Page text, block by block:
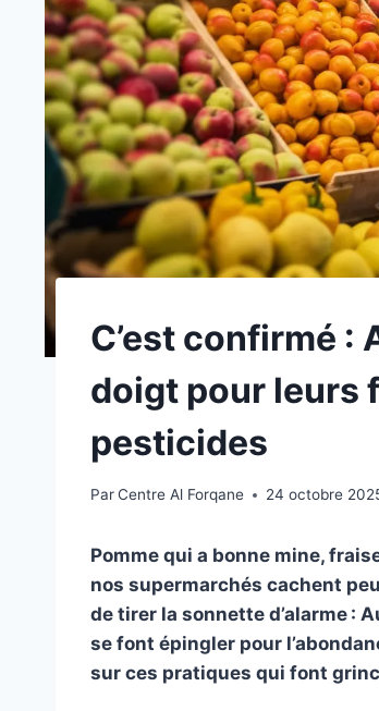
C’est confirmé :
doigt pour leurs
pesticides
ParCentre Al Forqane 24 octobre
Pomme qui a bonne mine,
nos supermarchés cachent
de tirer la sonnette d’alarme :
se font épingler pour
sur ces pratiques qui font